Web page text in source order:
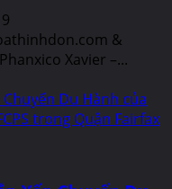
&
Xavier –...
Du Hành của
trong Quận Fairfax